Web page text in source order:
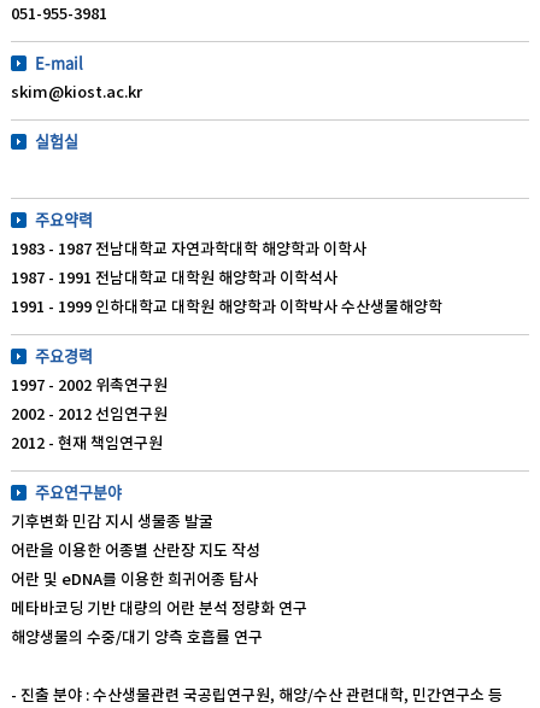
051-955-3981
E-mail
skim@kiost.ac.kr
실험실
주요약력
1983 - 1987 전남대학교 자연과학대학 해양학과 이학사
1987 - 1991 전남대학교 대학원 해양학과 이학석사
1991 - 1999 인하대학교 대학원 해양학과 이학박사 수산생물해양학
주요경력
1997 - 2002 위촉연구원
2002 - 2012 선임연구원
2012 - 현재 책임연구원
주요연구분야
기후변화 민감 지시 생물종 발굴
어란을 이용한 어종별 산란장 지도 작성
어란 및 eDNA를 이용한 희귀어종 탐사
메타바코딩 기반 대량의 어란 분석 정량화 연구
해양생물의 수중/대기 양측 호흡률 연구
- 진출 분야 : 수산생물관련 국공립연구원, 해양/수산 관련대학, 민간연구소 등